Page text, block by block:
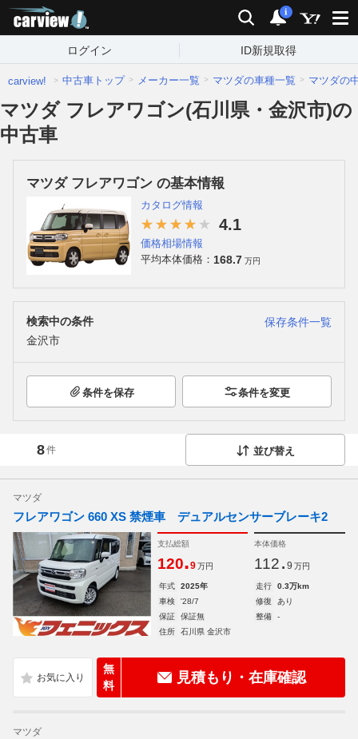
検索 通知
i
ログイン ID新規取得
carview! 中古車トップ メーカー一覧 マツダの車種一覧 マツダの
マツダ フレアワゴン(石川県・金沢市)の
中古車
マツダ フレアワゴン の基本情報
カタログ情報
4.1
価格相場情報
平均本体価格： 168.7 万円
検索中の条件
保存条件一覧
金沢市
条件を保存 条件を変更
8件 並び替え
マツダ
フレアワゴン 660 XS 禁煙車 デュアルセンサーブレーキ2
支払総額
120.9 万円
本体価格
112. 9 万円
年式 2025年 走行
0.3万km
車検
'28/7 修復
あり
保証
保証無 整備
-
住所
石川県 金沢市
無
料
見積もり・在庫確認
マツダ